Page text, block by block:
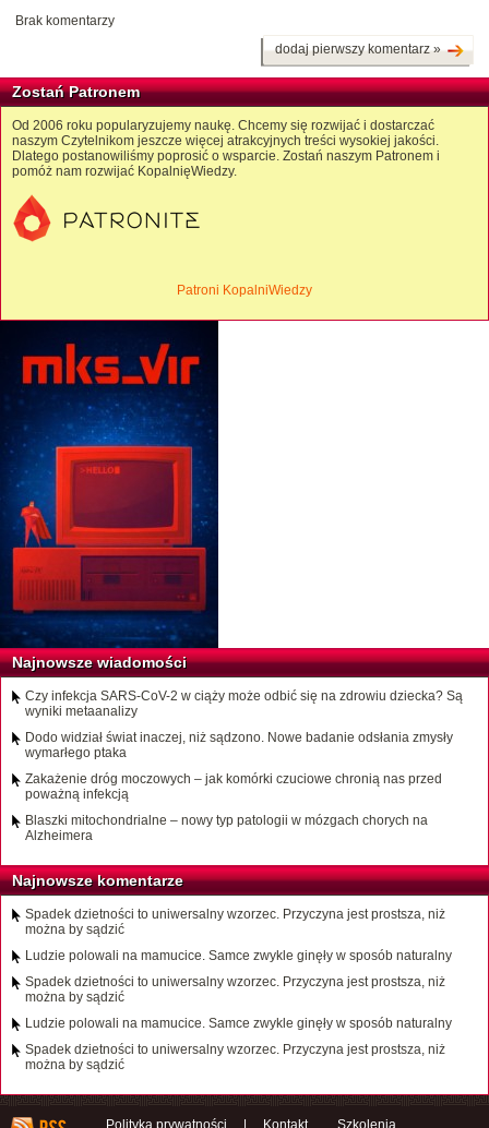
Brak komentarzy
dodaj pierwszy komentarz »
Zostań Patronem
Od 2006 roku popularyzujemy naukę. Chcemy się rozwijać i dostarczać
naszym Czytelnikom jeszcze więcej atrakcyjnych treści wysokiej jakości.
Dlatego postanowiliśmy poprosić o wsparcie. Zostań naszym Patronem i
pomóż nam rozwijać KopalnięWiedzy.
Patroni KopalniWiedzy
Najnowsze wiadomości
Czy infekcja SARS-CoV-2 w ciąży może odbić się na zdrowiu dziecka? Są
wyniki metaanalizy
Dodo widział świat inaczej, niż sądzono. Nowe badanie odsłania zmysły
wymarłego ptaka
Zakażenie dróg moczowych – jak komórki czuciowe chronią nas przed
poważną infekcją
Blaszki mitochondrialne – nowy typ patologii w mózgach chorych na
Alzheimera
Najnowsze komentarze
Spadek dzietności to uniwersalny wzorzec. Przyczyna jest prostsza, niż
można by sądzić
Ludzie polowali na mamucice. Samce zwykle ginęły w sposób naturalny
Spadek dzietności to uniwersalny wzorzec. Przyczyna jest prostsza, niż
można by sądzić
Ludzie polowali na mamucice. Samce zwykle ginęły w sposób naturalny
Spadek dzietności to uniwersalny wzorzec. Przyczyna jest prostsza, niż
można by sądzić